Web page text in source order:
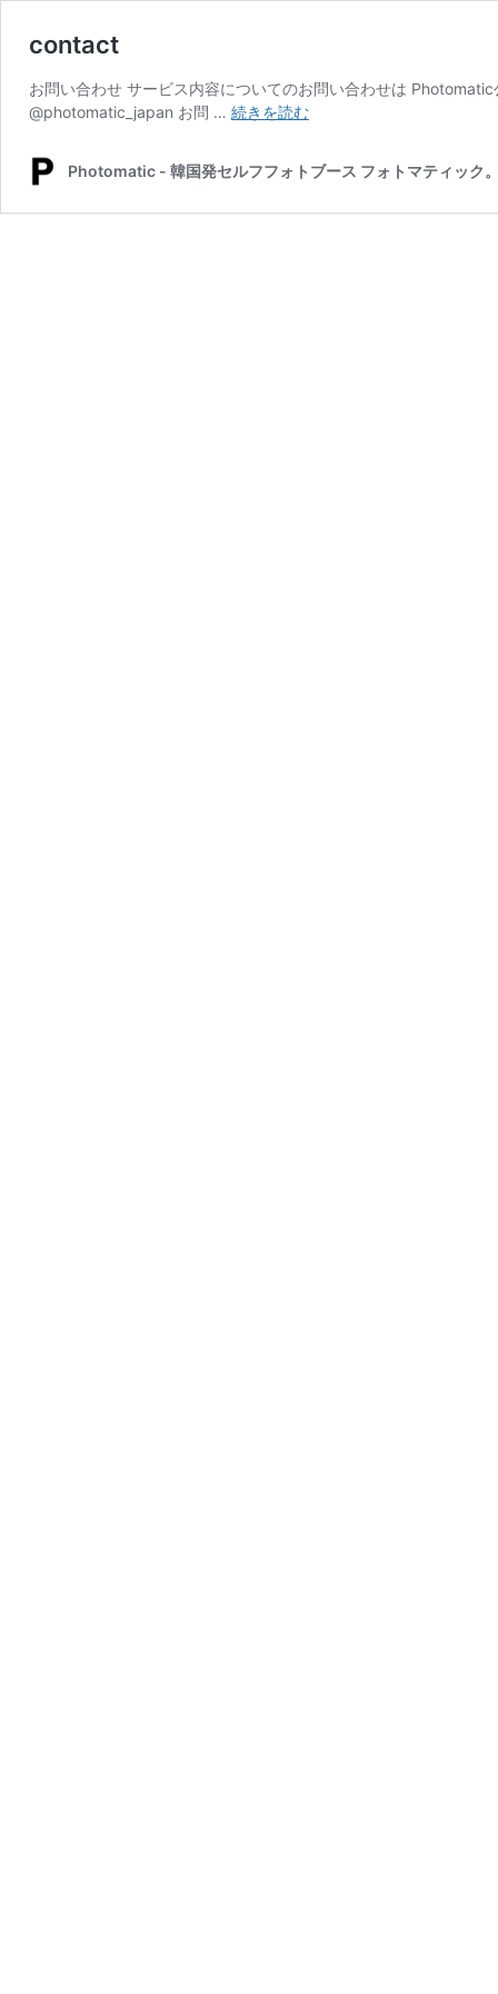
contact
お問い合わせ サービス内容についてのお問い合わせは
@photomatic_japan お問 … 続きを読むcontact
Photomatic - 韓国発セルフフォトブース フォトマティック